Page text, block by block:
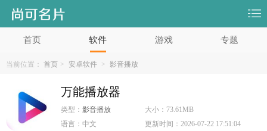
首页 软件 游戏 专题
当前位置： 首页 > 安卓软件 > 影音播放
万能播放器
类型： 影音播放 大小： 73.61MB
语言： 中文 更新时间：2026-07-22 17:51:04